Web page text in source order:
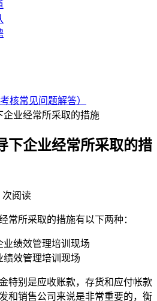
核常见问题解答）
企业经常所采取的措施
下企业经常所采取的措
次阅读
常所采取的措施有以下两种：
效管理培训现场
特别是应收账款，存货和应付帐款
和销售公司来说是非常重要的，衡